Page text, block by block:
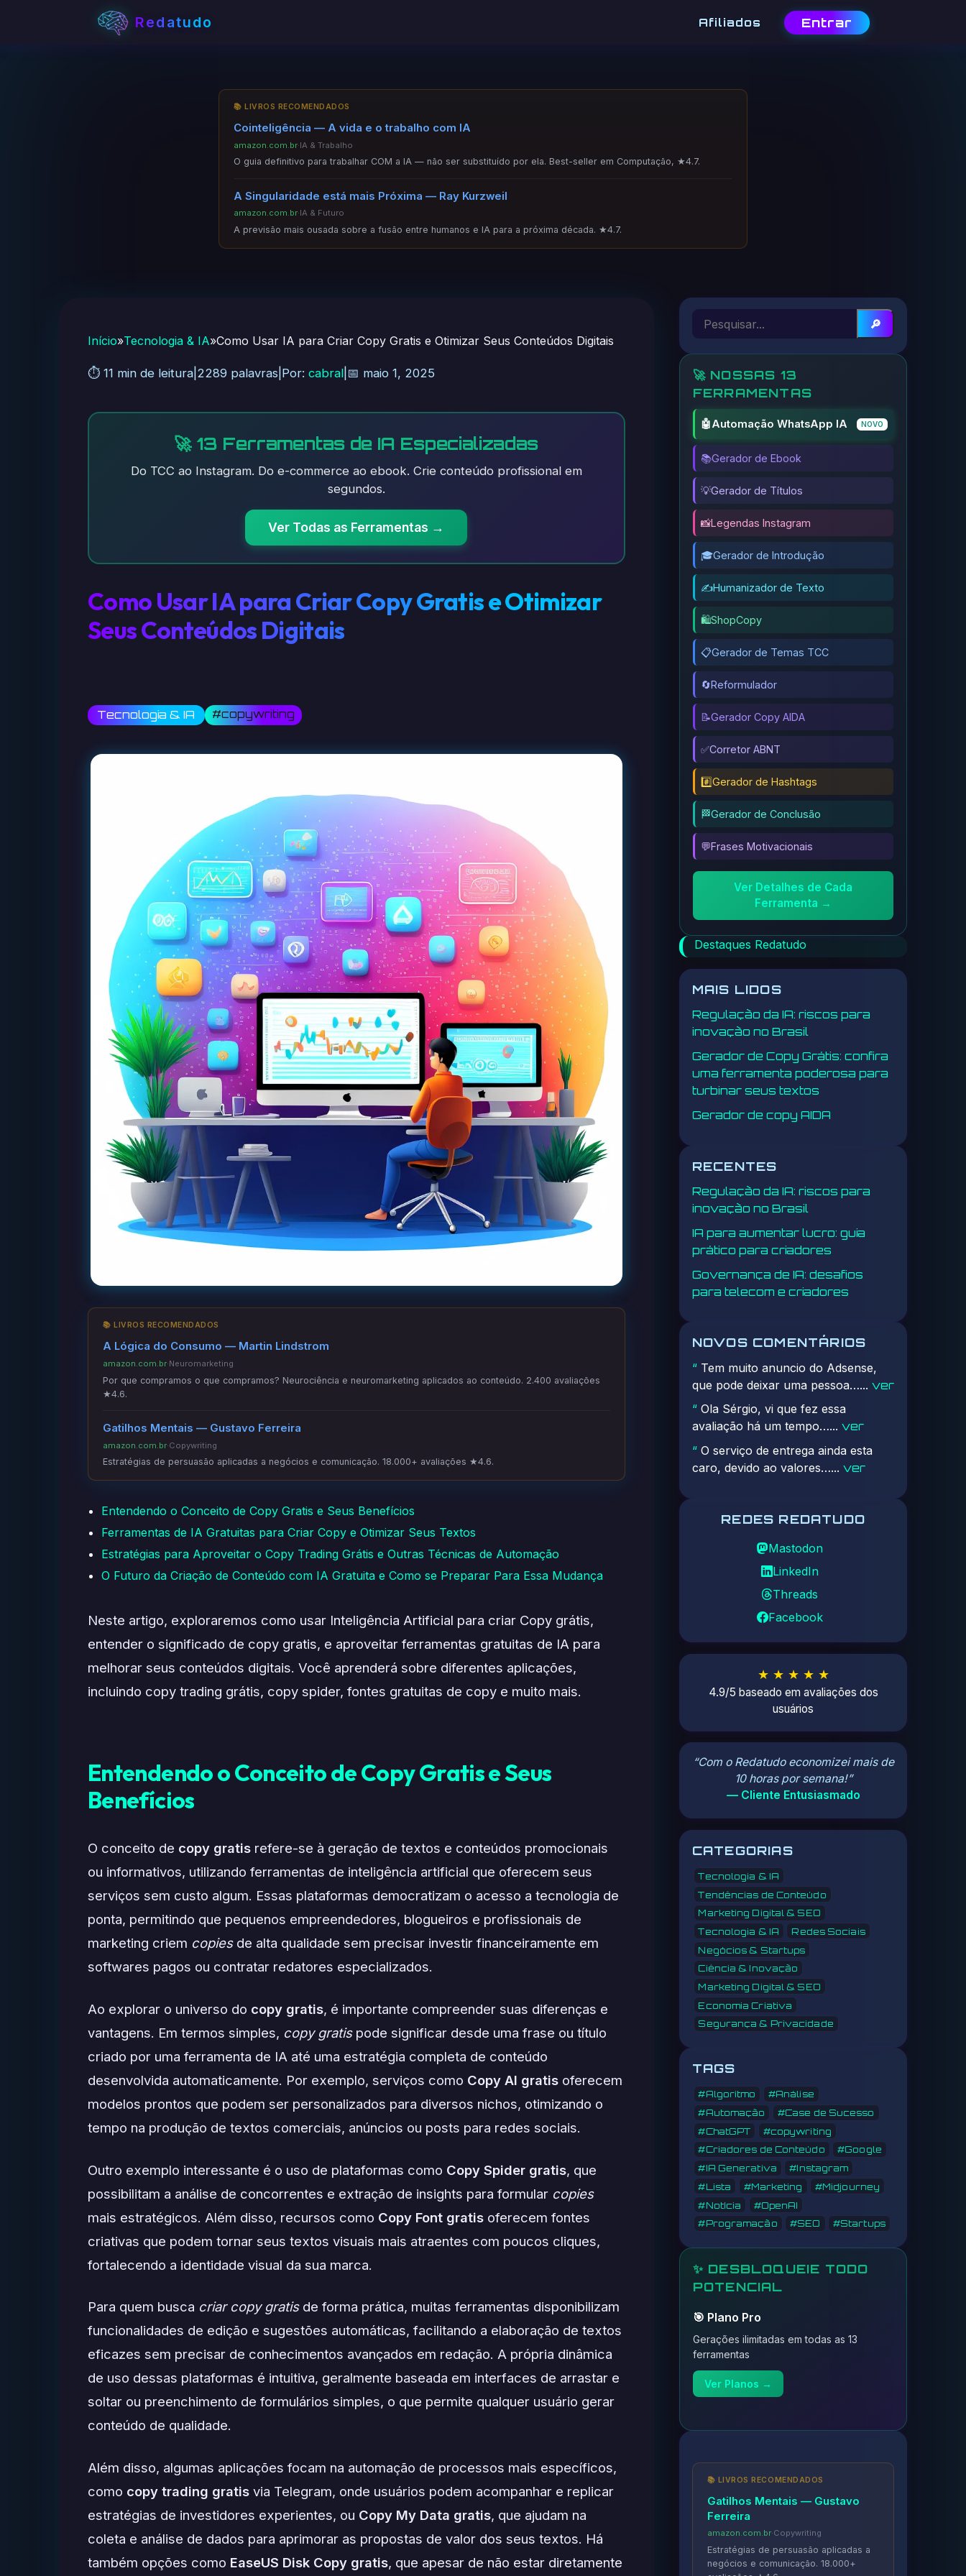
Redatudo Afiliados Entrar
📚 LIVROS RECOMENDADOS
Cointeligência — A vida e o trabalho com IA
amazon.com.br·IA & Trabalho
O guia definitivo para trabalhar COM a IA — não ser substituído por ela. Best-seller em Computação, ★4.7.
A Singularidade está mais Próxima — Ray Kurzweil
amazon.com.br·IA & Futuro
A previsão mais ousada sobre a fusão entre humanos e IA para a próxima década. ★4.7.
Início»Tecnologia & IA»Como Usar IA para Criar Copy Gratis e Otimizar Seus Conteúdos Digitais
⏱️ 11 min de leitura 2289 palavras Por: cabral 📅 maio 1, 2025
🚀 13 Ferramentas de IA Especializadas
Do TCC ao Instagram. Do e-commerce ao ebook. Crie conteúdo profissional em
segundos.
Ver Todas as Ferramentas →
Como Usar IA para Criar Copy Gratis e Otimizar
Seus Conteúdos Digitais
Tecnologia & IA #copywriting
📚 LIVROS RECOMENDADOS
A Lógica do Consumo — Martin Lindstrom
amazon.com.br·Neuromarketing
Por que compramos o que compramos? Neurociência e neuromarketing aplicados ao conteúdo. 2.400 avaliações
★4.6.
Gatilhos Mentais — Gustavo Ferreira
amazon.com.br·Copywriting
Estratégias de persuasão aplicadas a negócios e comunicação. 18.000+ avaliações ★4.6.
Entendendo o Conceito de Copy Gratis e Seus Benefícios
Ferramentas de IA Gratuitas para Criar Copy e Otimizar Seus Textos
Estratégias para Aproveitar o Copy Trading Grátis e Outras Técnicas de Automação
O Futuro da Criação de Conteúdo com IA Gratuita e Como se Preparar Para Essa Mudança
Neste artigo, exploraremos como usar Inteligência Artificial para criar Copy grátis,
entender o significado de copy gratis, e aproveitar ferramentas gratuitas de IA para
melhorar seus conteúdos digitais. Você aprenderá sobre diferentes aplicações,
incluindo copy trading grátis, copy spider, fontes gratuitas de copy e muito mais.
Entendendo o Conceito de Copy Gratis e Seus
Benefícios
O conceito de copy gratis refere-se à geração de textos e conteúdos promocionais
ou informativos, utilizando ferramentas de inteligência artificial que oferecem seus
serviços sem custo algum. Essas plataformas democratizam o acesso a tecnologia de
ponta, permitindo que pequenos empreendedores, blogueiros e profissionais de
marketing criem copiesde alta qualidade sem precisar investir financeiramente em
softwares pagos ou contratar redatores especializados.
Ao explorar o universo do copy gratis, é importante compreender suas diferenças e
vantagens. Em termos simples, copy gratispode significar desde uma frase ou título
criado por uma ferramenta de IA até uma estratégia completa de conteúdo
desenvolvida automaticamente. Por exemplo, serviços como Copy AI gratis oferecem
modelos prontos que podem ser personalizados para diversos nichos, otimizando o
tempo na produção de textos comerciais, anúncios ou posts para redes sociais.
Outro exemplo interessante é o uso de plataformas como Copy Spider gratis, que
possibilitam a análise de concorrentes e extração de insights para formular copies
mais estratégicos. Além disso, recursos como Copy Font gratis oferecem fontes
criativas que podem tornar seus textos visuais mais atraentes com poucos cliques,
fortalecendo a identidade visual da sua marca.
Para quem busca criar copy gratisde forma prática, muitas ferramentas disponibilizam
funcionalidades de edição e sugestões automáticas, facilitando a elaboração de textos
eficazes sem precisar de conhecimentos avançados em redação. A própria dinâmica
de uso dessas plataformas é intuitiva, geralmente baseada em interfaces de arrastar e
soltar ou preenchimento de formulários simples, o que permite qualquer usuário gerar
conteúdo de qualidade.
Além disso, algumas aplicações focam na automação de processos mais específicos,
como copy trading gratis via Telegram, onde usuários podem acompanhar e replicar
estratégias de investidores experientes, ou Copy My Data gratis, que ajudam na
coleta e análise de dados para aprimorar as propostas de valor dos seus textos. Há
também opções como EaseUS Disk Copy gratis, que apesar de não estar diretamente
🔎
🚀 NOSSAS 13
FERRAMENTAS
🤖Automação WhatsApp IA NOVO
📚Gerador de Ebook
💡Gerador de Títulos
📸Legendas Instagram
🎓Gerador de Introdução
✍️Humanizador de Texto
🛍️ShopCopy
📋Gerador de Temas TCC
🔄Reformulador
📝Gerador Copy AIDA
✅Corretor ABNT
#️⃣Gerador de Hashtags
🏁Gerador de Conclusão
💬Frases Motivacionais
Ver Detalhes de Cada
Ferramenta →
Destaques Redatudo
MAIS LIDOS
Regulação da IA: riscos para
inovação no Brasil
Gerador de Copy Grátis: confira
uma ferramenta poderosa para
turbinar seus textos
Gerador de copy AIDA
RECENTES
Regulação da IA: riscos para
inovação no Brasil
IA para aumentar lucro: guia
prático para criadores
Governança de IA: desafios
para telecom e criadores
NOVOS COMENTÁRIOS
“Tem muito anuncio do Adsense,
que pode deixar uma pessoa…... ver
“Ola Sérgio, vi que fez essa
avaliação há um tempo…... ver
“O serviço de entrega ainda esta
caro, devido ao valores…... ver
REDES REDATUDO
Mastodon
LinkedIn
Threads
Facebook
★ ★ ★ ★ ★
4.9/5 baseado em avaliações dos
usuários
“Com o Redatudo economizei mais de
10 horas por semana!”
— Cliente Entusiasmado
CATEGORIAS
Tecnologia & IA
Tendências de Conteúdo
Marketing Digital & SEO
Tecnologia & IA
Redes Sociais
Negócios & Startups
Ciência & Inovação
Marketing Digital & SEO
Economia Criativa
Segurança & Privacidade
TAGS
#Algoritmo
#Análise
#Automação
#Case de Sucesso
#ChatGPT
#copywriting
#Criadores de Conteúdo
#Google
#IA Generativa
#Instagram
#Lista
#Marketing
#Midjourney
#Notícia
#OpenAI
#Programação
#SEO #Startups
✨ DESBLOQUEIE TODO
POTENCIAL
🎯 Plano Pro
Gerações ilimitadas em todas as 13
ferramentas
Ver Planos →
📚 LIVROS RECOMENDADOS
Gatilhos Mentais — Gustavo
Ferreira
amazon.com.br·Copywriting
Estratégias de persuasão aplicadas a
negócios e comunicação. 18.000+